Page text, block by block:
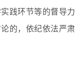
践环节等的督导力
的，依纪依法严肃